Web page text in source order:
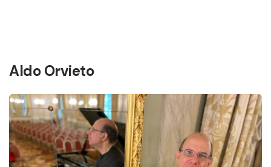
Aldo Orvieto